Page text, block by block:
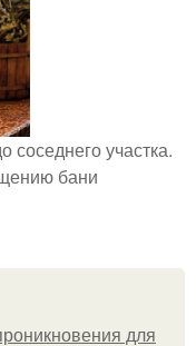
соседнего участка.
бани
для